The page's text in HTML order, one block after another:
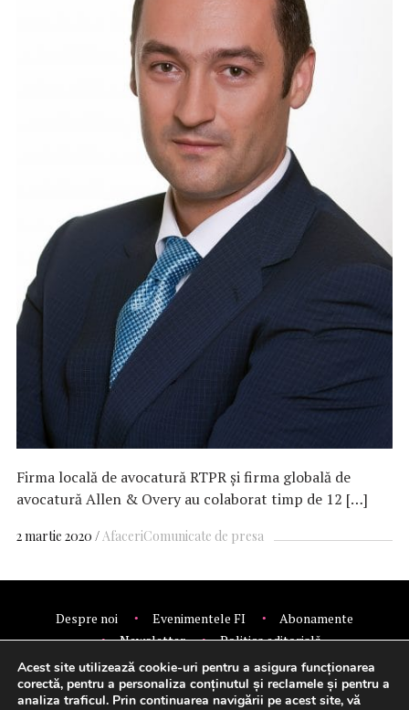
Firma locală de avocatură RTPR și firma globală de
avocatură Allen & Overy au colaborat timp de 12 […]
2 martie 2020 AfaceriComunicate de presa
Despre noi Evenimentele FI
Abonamente
Newsletter
Politica editorială
Politica de confidentialitate
Contact
Publicitate
© 2026 Financial Intelligence.
Acest site utilizează cookie-uri pentru a asigura funcționarea
corectă, pentru a personaliza conținutul și reclamele și pentru a
analiza traficul. Prin continuarea navigării pe acest site, vă